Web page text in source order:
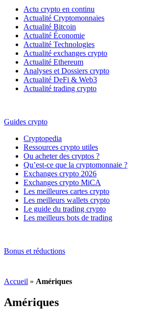
Actu crypto en continu
Actualité Cryptomonnaies
Actualité Bitcoin
Actualité Économie
Actualité Technologies
Actualité exchanges crypto
Actualité Ethereum
Analyses et Dossiers crypto
Actualité DeFi & Web3
Actualité trading crypto
Guides crypto
Cryptopedia
Ressources crypto utiles
Ou acheter des cryptos ?
Qu’est-ce que la cryptomonnaie ?
Exchanges crypto 2026
Exchanges crypto MiCA
Les meilleures cartes crypto
Les meilleurs wallets crypto
Le guide du trading crypto
Les meilleurs bots de trading
Bonus et réductions
Accueil » Amériques
Amériques